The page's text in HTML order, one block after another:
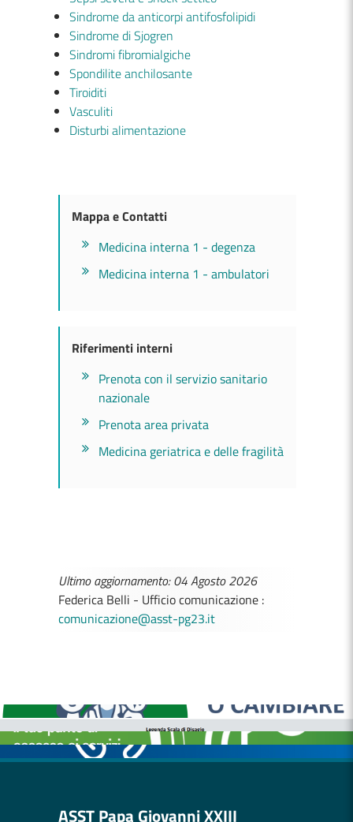
Sindrome da anticorpi antifosfolipidi
Sindrome di Sjogren
Sindromi fibromialgiche
Spondilite anchilosante
Tiroiditi
Vasculiti
Disturbi alimentazione
Mappa e Contatti
Medicina interna 1 - degenza
Medicina interna 1 - ambulatori
Riferimenti interni
Prenota con il servizio sanitario
nazionale
Prenota area privata
Medicina geriatrica e delle fragilità
Ultimo aggiornamento: 04 Agosto 2026
Federica Belli - Ufficio comunicazione :
comunicazione@asst-pg23.it
BOLLETTINI DISAGIO DA CALORE
CASE DI COMUNITÀ
OSPEDALE DI COMUNITÀ
ASST Papa Giovanni XXIII